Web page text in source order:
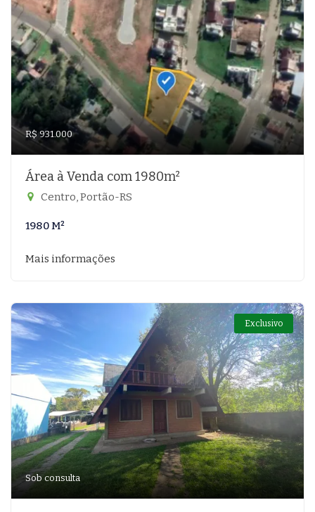
R$ 931.000
Área à Venda com 1980m²
Centro, Portão-RS
1980 M²
Mais informações
Exclusivo
Sob consulta